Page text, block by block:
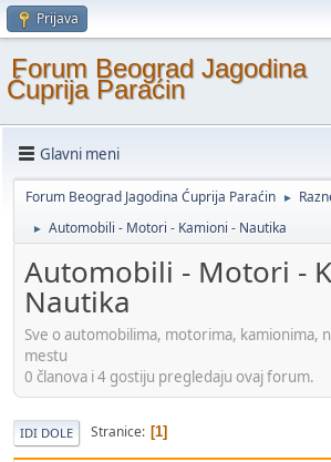
Prijava
Forum Beograd Jagodina
Ćuprija Paraćin
Glavni meni
Forum Beograd Jagodina Ćuprija Paraćin ►
► Automobili - Motori - Kamioni - Nautika
Automobili - Motori -
Nautika
Sve o automobilima, motorima, kamionima,
mestu
0 članova i 4 gostiju pregledaju ovaj forum.
IDI DOLE Stranice 1